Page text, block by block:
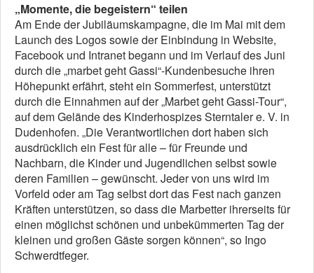
„Momente, die begeistern“ teilen
Am Ende der Jubiläumskampagne, die im Mai mit dem
Launch des Logos sowie der Einbindung in Website,
Facebook und Intranet begann und im Verlauf des Juni
durch die „marbet geht Gassi“-Kundenbesuche ihren
Höhepunkt erfährt, steht ein Sommerfest, unterstützt
durch die Einnahmen auf der „Marbet geht Gassi-Tour“,
auf dem Gelände des Kinderhospizes Sterntaler e. V. in
Dudenhofen. „Die Verantwortlichen dort haben sich
ausdrücklich ein Fest für alle – für Freunde und
Nachbarn, die Kinder und Jugendlichen selbst sowie
deren Familien – gewünscht. Jeder von uns wird im
Vorfeld oder am Tag selbst dort das Fest nach ganzen
Kräften unterstützen, so dass die Marbetter ihrerseits für
einen möglichst schönen und unbekümmerten Tag der
kleinen und großen Gäste sorgen können“, so Ingo
Schwerdtfeger.